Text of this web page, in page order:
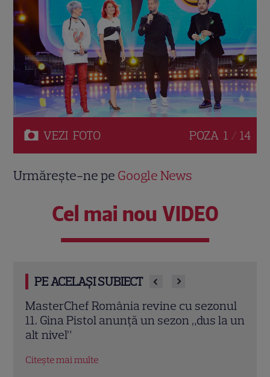
VEZI FOTO POZA 1 / 14
Urmărește-ne pe Google News
Cel mai nou VIDEO
PE ACELAȘI SUBIECT
un
„Îmi este frică de Nea Mărin, dar vreau să
arăt ce pot”. Ce vedete intră în noua
ediție „Poftiți pe la noi – Poftiți la